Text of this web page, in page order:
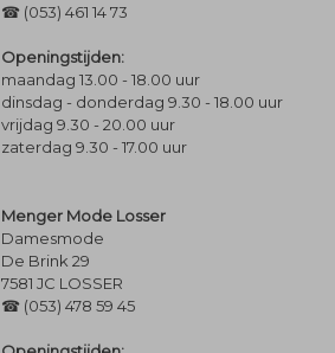
☎ (053) 461 14 73
Openingstijden:
maandag 13.00 - 18.00 uur
dinsdag - donderdag 9.30 - 18.00 uur
vrijdag 9.30 - 20.00 uur
zaterdag 9.30 - 17.00 uur
Menger Mode Losser
Damesmode
De Brink 29
7581 JC LOSSER
☎ (053) 478 59 45